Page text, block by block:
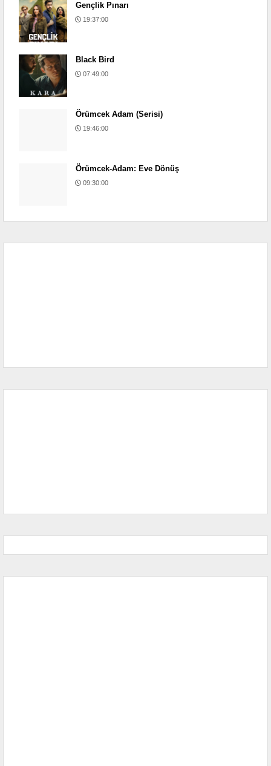
Gençlik Pınarı
19:37:00
Black Bird
07:49:00
Örümcek Adam (Serisi)
19:46:00
Örümcek-Adam: Eve Dönüş
09:30:00